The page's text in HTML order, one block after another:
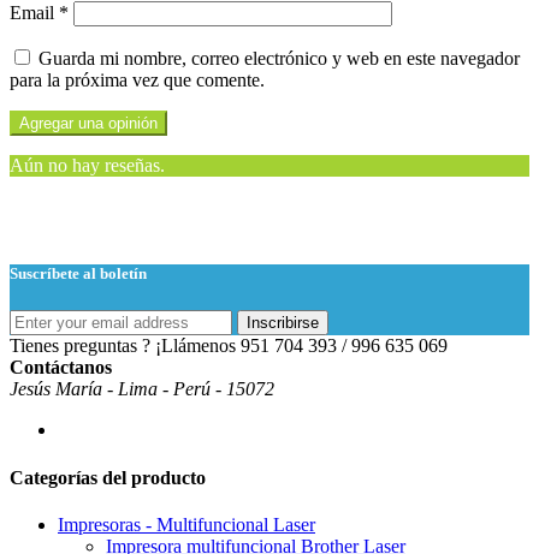
Email *
Guarda mi nombre, correo electrónico y web en este navegador
para la próxima vez que comente.
Aún no hay reseñas.
Suscríbete al boletín
Inscribirse
Tienes preguntas ? ¡Llámenos 951 704 393 / 996 635 069
Contáctanos
Jesús María - Lima - Perú - 15072
Categorías del producto
Impresoras - Multifuncional Laser
Impresora multifuncional Brother Laser